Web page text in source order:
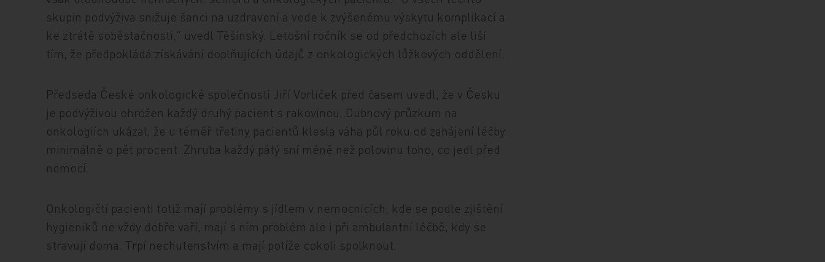
skupin podvýživa snižuje šanci na uzdravení a vede k zvýšenému výskytu komplikací a
ke ztrátě soběstačnosti," uvedl Těšínský. Letošní ročník se od předchozích ale liší
tím, že předpokládá získávání doplňujících údajů z onkologických lůžkových oddělení.
Předseda České onkologické společnosti Jiří Vorlíček před časem uvedl, že v Česku
je podvýživou ohrožen každý druhý pacient s rakovinou. Dubnový průzkum na
onkologiích ukázal, že u téměř třetiny pacientů klesla váha půl roku od zahájení léčby
minimálně o pět procent. Zhruba každý pátý sní méně než polovinu toho, co jedl před
nemocí.
Onkologičtí pacienti totiž mají problémy s jídlem v nemocnicích, kde se podle zjištění
hygieniků ne vždy dobře vaří, mají s ním problém ale i při ambulantní léčbě, kdy se
stravují doma. Trpí nechutenstvím a mají potíže cokoli spolknout.